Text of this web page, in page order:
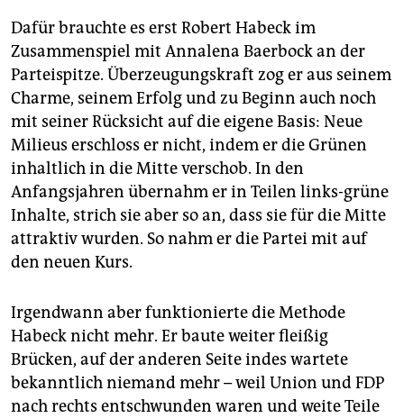
Dafür brauchte es erst Robert Habeck im
Zusammenspiel mit Annalena Baerbock an der
Parteispitze. Überzeugungskraft zog er aus seinem
Charme, seinem Erfolg und zu Beginn auch noch
mit seiner Rücksicht auf die eigene Basis: Neue
Milieus erschloss er nicht, indem er die Grünen
inhaltlich in die Mitte verschob. In den
Anfangsjahren übernahm er in Teilen links-grüne
Inhalte, strich sie aber so an, dass sie für die Mitte
attraktiv wurden. So nahm er die Partei mit auf
den neuen Kurs.
Irgendwann aber funktionierte die Methode
Habeck nicht mehr. Er baute weiter fleißig
Brücken, auf der anderen Seite indes wartete
bekanntlich niemand mehr – weil Union und FDP
nach rechts entschwunden waren und weite Teile